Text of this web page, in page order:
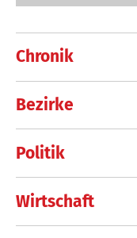
Chronik
Bezirke
Politik
Wirtschaft